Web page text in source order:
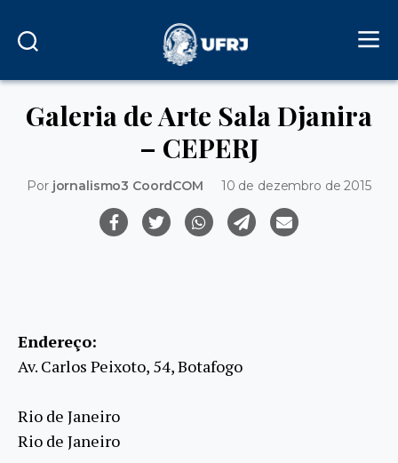
Galeria de Arte Sala Djanira
– CEPERJ
Por jornalismo3 CoordCOM 10 de dezembro de 2015
Endereço:
Av. Carlos Peixoto, 54, Botafogo
Rio de Janeiro
Rio de Janeiro